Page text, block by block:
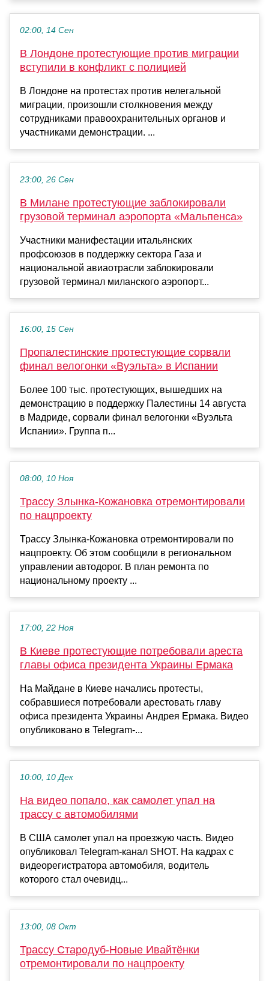
02:00, 14 Сен
В Лондоне протестующие против миграции
вступили в конфликт с полицией
В Лондоне на протестах против нелегальной
миграции, произошли столкновения между
сотрудниками правоохранительных органов и
участниками демонстрации. ...
23:00, 26 Сен
В Милане протестующие заблокировали
грузовой терминал аэропорта «Мальпенса»
Участники манифестации итальянских
профсоюзов в поддержку сектора Газа и
национальной авиаотрасли заблокировали
грузовой терминал миланского аэропорт...
16:00, 15 Сен
Пропалестинские протестующие сорвали
финал велогонки «Вуэльта» в Испании
Более 100 тыс. протестующих, вышедших на
демонстрацию в поддержку Палестины 14 августа
в Мадриде, сорвали финал велогонки «Вуэльта
Испании». Группа п...
08:00, 10 Ноя
Трассу Злынка-Кожановка отремонтировали
по нацпроекту
Трассу Злынка-Кожановка отремонтировали по
нацпроекту. Об этом сообщили в региональном
управлении автодорог. В план ремонта по
национальному проекту ...
17:00, 22 Ноя
В Киеве протестующие потребовали ареста
главы офиса президента Украины Ермака
На Майдане в Киеве начались протесты,
собравшиеся потребовали арестовать главу
офиса президента Украины Андрея Ермака. Видео
опубликовано в Telegram-...
10:00, 10 Дек
На видео попало, как самолет упал на
трассу с автомобилями
В США самолет упал на проезжую часть. Видео
опубликовал Telegram-канал SHOT. На кадрах с
видеорегистратора автомобиля, водитель
которого стал очевидц...
13:00, 08 Окт
Трассу Стародуб-Новые Ивайтёнки
отремонтировали по нацпроекту